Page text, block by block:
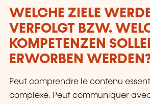
WELCHE ZIELE
VERFOLGT BZW.
KOMPETENZEN
ERWORBEN
Peut comprendre le contenu
complexe. Peut communiquer